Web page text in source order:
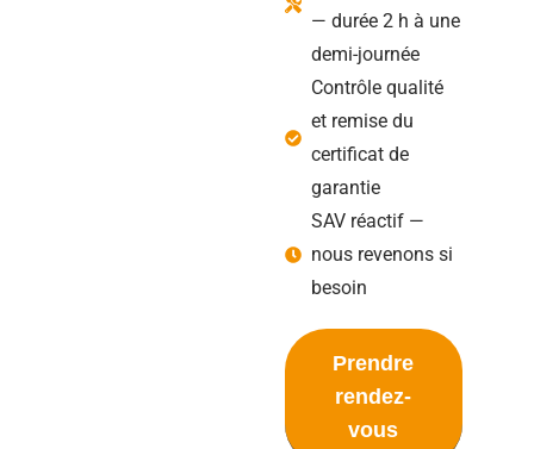
— durée 2 h à une
demi-journée
Contrôle qualité
et remise du
certificat de
garantie
SAV réactif —
nous revenons si
besoin
Prendre
rendez-
vous